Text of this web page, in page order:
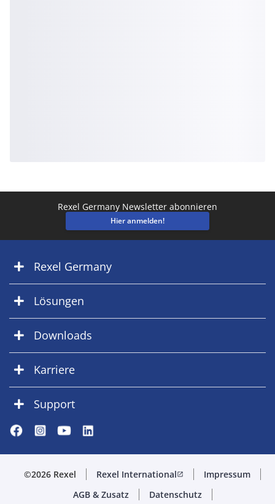
Rexel Germany Newsletter abonnieren
Hier anmelden!
Rexel Germany
Lösungen
Downloads
Karriere
Support
©2026 Rexel Rexel Internationalopen_in_new
Impressum
AGB & Zusatz
Datenschutz